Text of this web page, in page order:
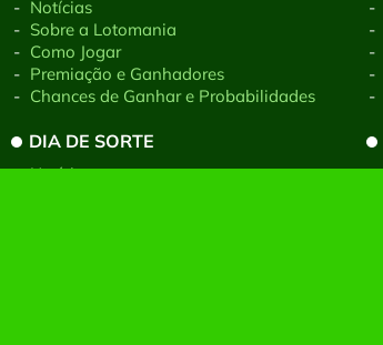
- Notícias
- Sobre a Lotomania
- Como Jogar
- Premiação e Ganhadores
- Chances de Ganhar e Probabilidades
-
-
-
-
-
DIA DE SORTE
- Notícias
-